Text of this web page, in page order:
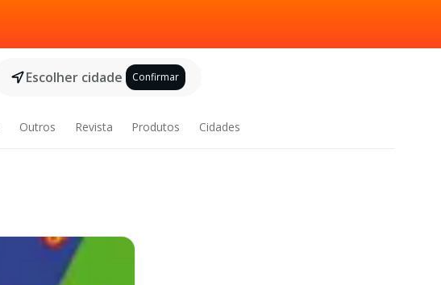
Escolher cidade Confirmar
Outros Revista Produtos Cidades